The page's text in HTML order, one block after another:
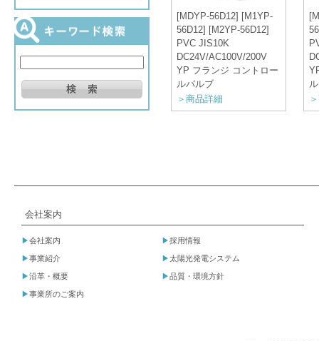
[MDYP-56D12] [M1YP-
56D12] [M2YP-56D12]
PVC JIS10K
DC24V/AC100V/200V
YP フランジ コントロー
ルバルブ
＞商品詳細
会社案内
▶会社案内 ▶採用情報
▶事業紹介 ▶太陽光発電システム
▶沿革・概要 ▶品質・環境方針
▶事業所のご案内